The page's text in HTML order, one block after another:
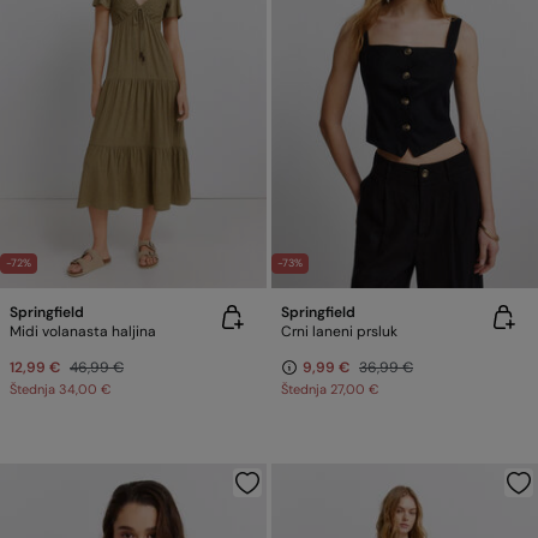
-72%
Springfield
Midi volanasta haljina
12,99 € 46,99 €
Štednja 34,00 €
-73%
Springfield
Crni laneni prsluk
9,99 € 36,99 €
Štednja 27,00 €